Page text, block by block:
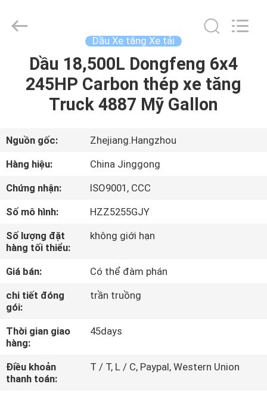
TRANG
CHỦ
SẢN
PHẨM
CHÚNG
TÔI
THAM
QUAN
MÁY
KIỂM
2026
HANGZHOU
Reserved.
Dầu Xe tăng Xe tải
Dầu 18,500L Dongfeng 6x4
245HP Carbon thép xe tăng
Truck 4887 Mỹ Gallon
Nguồn gốc:
Zhejiang.Hangzhou
Hàng hiệu:
China Jinggong
Chứng nhận:
ISO9001, CCC
Số mô hình:
HZZ5255GJY
Số lượng đặt
hàng tối thiểu:
không giới hạn
Giá bán:
Có thể đàm phán
chi tiết đóng
gói:
trần truồng
Thời gian giao
hàng:
45days
Điều khoản
thanh toán:
T / T, L / C, Paypal, Western Union